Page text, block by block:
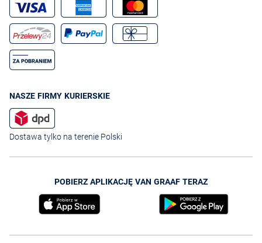
NASZE FIRMY KURIERSKIE
Dostawa tylko na terenie Polski
POBIERZ APLIKACJĘ VAN GRAAF TERAZ